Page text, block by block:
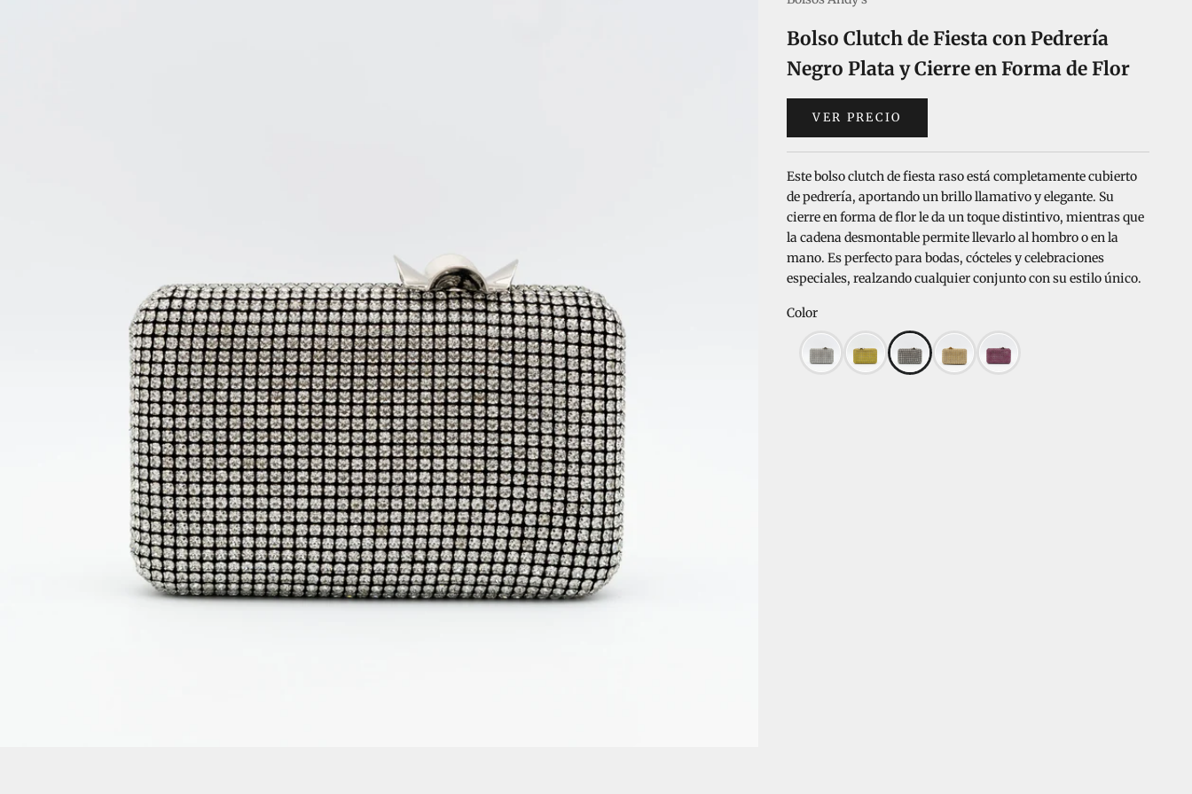
Bolso Clutch de Fiesta con Pedrería
Negro Plata y Cierre en Forma de Flor
VER PRECIO
Este bolso clutch de fiesta raso está completamente cubierto
de pedrería, aportando un brillo llamativo y elegante. Su
cierre en forma de flor le da un toque distintivo, mientras que
la cadena desmontable permite llevarlo al hombro o en la
mano. Es perfecto para bodas, cócteles y celebraciones
especiales, realzando cualquier conjunto con su estilo único.
Color